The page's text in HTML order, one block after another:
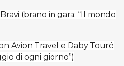
(brano in gara: “Il mondo
Avion Travel e Daby Touré
di ogni giorno”)